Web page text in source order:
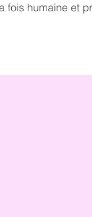
fois humaine et